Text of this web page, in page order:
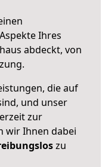
Ihres
abdeckt, von
die auf
und unser
zur
wir Ihnen dabei
zu